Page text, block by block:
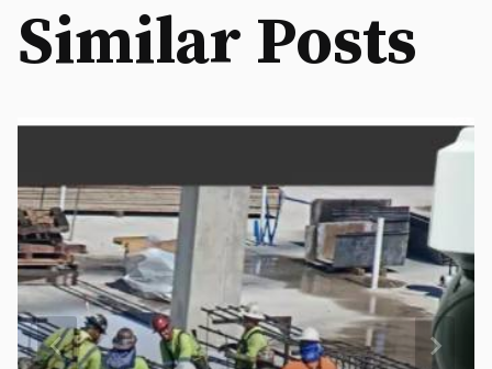
Similar Posts